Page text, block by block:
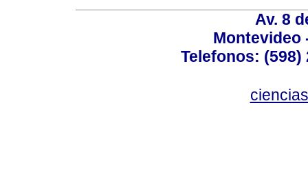
Av. 8
Montevideo
Telefonos: (598)